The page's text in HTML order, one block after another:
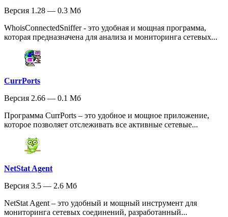
Версия 1.28 — 0.3 Мб
WhoisConnectedSniffer - это удобная и мощная программа,
которая предназначена для анализа и мониторинга сетевых...
CurrPorts
Версия 2.66 — 0.1 Мб
Программа CurrPorts – это удобное и мощное приложение,
которое позволяет отслеживать все активные сетевые...
NetStat Agent
Версия 3.5 — 2.6 Мб
NetStat Agent – это удобный и мощный инструмент для
мониторинга сетевых соединений, разработанный...